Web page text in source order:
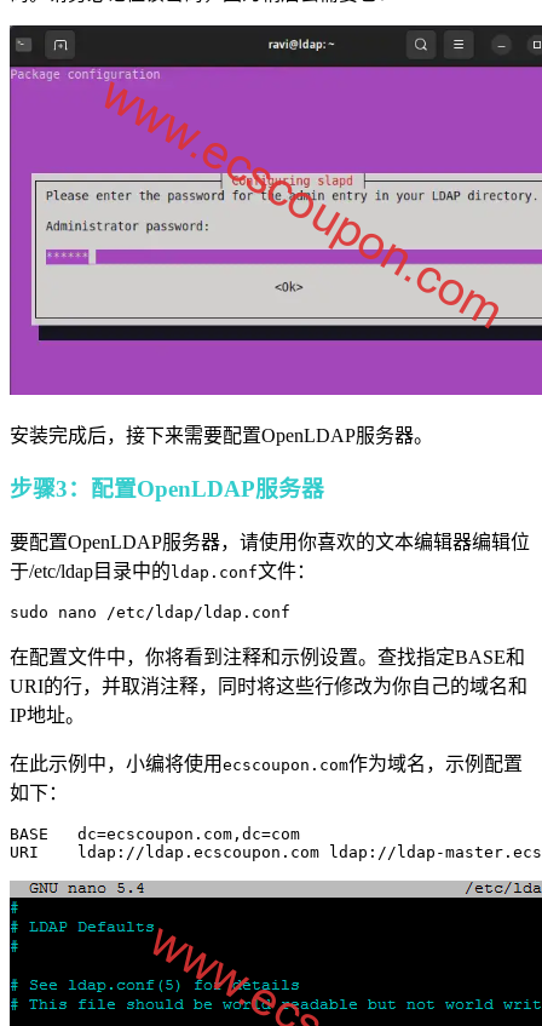
安装完成后，接下来需要配置OpenLDAP服务器。
步骤3：配置OpenLDAP服务器
要配置OpenLDAP服务器，请使用你喜欢的文本编辑器编辑位
于/etc/ldap目录中的 ldap.conf文件：
在配置文件中，你将看到注释和示例设置。查找指定BASE和
URI的行，并取消注释，同时将这些行修改为你自己的域名和
IP地址。
在此示例中，小编将使用 ecscoupon.com作为域名，示例配置
如下：
BASE   dc=ecscoupon.com,dc=com
URI    ldap://ldap.ecscoupon.com ldap://ldap-